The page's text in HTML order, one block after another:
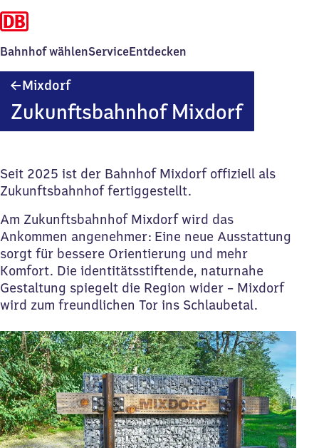
Bahnhof wählenServiceEntdecken
MixdorfMixdorf
Zukunftsbahnhof Mixdorf
Seit 2025 ist der Bahnhof Mixdorf offiziell als
Zukunftsbahnhof fertiggestellt.
Am Zukunftsbahnhof Mixdorf wird das
Ankommen angenehmer: Eine neue Ausstattung
sorgt für bessere Orientierung und mehr
Komfort. Die identitätsstiftende, naturnahe
Gestaltung spiegelt die Region wider – Mixdorf
wird zum freundlichen Tor ins Schlaubetal.